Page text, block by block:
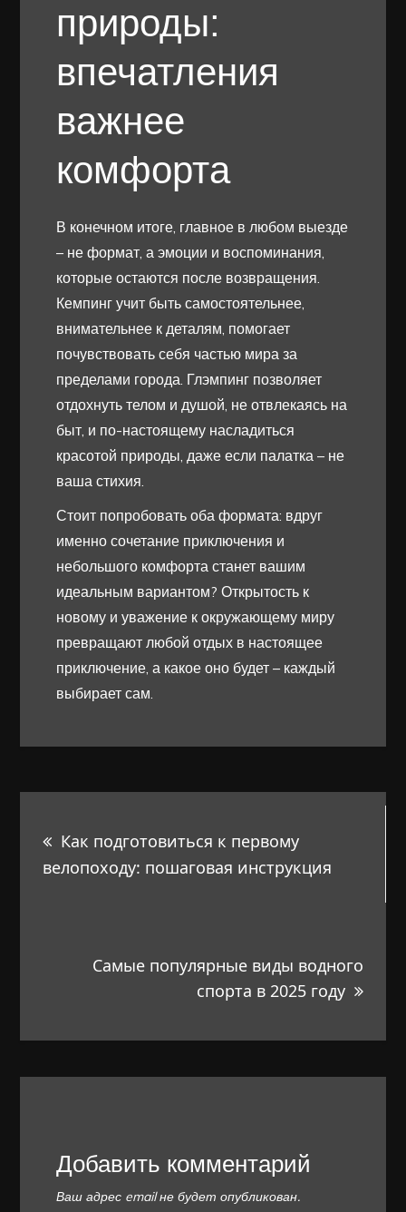
природы:
впечатления
важнее
комфорта
В конечном итоге, главное в любом выезде
– не формат, а эмоции и воспоминания,
которые остаются после возвращения.
Кемпинг учит быть самостоятельнее,
внимательнее к деталям, помогает
почувствовать себя частью мира за
пределами города. Глэмпинг позволяет
отдохнуть телом и душой, не отвлекаясь на
быт, и по-настоящему насладиться
красотой природы, даже если палатка – не
ваша стихия.
Стоит попробовать оба формата: вдруг
именно сочетание приключения и
небольшого комфорта станет вашим
идеальным вариантом? Открытость к
новому и уважение к окружающему миру
превращают любой отдых в настоящее
приключение, а какое оно будет – каждый
выбирает сам.
по
Как подготовиться к первому
велопоходу: пошаговая инструкция
Самые популярные виды водного
спорта в 2025 году
Добавить комментарий
Ваш адрес email не будет опубликован.